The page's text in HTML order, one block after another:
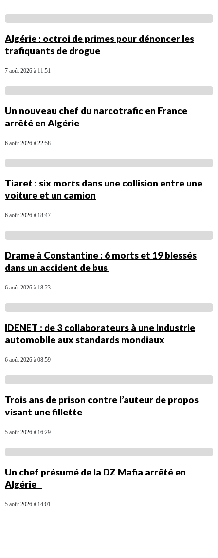
Algérie : octroi de primes pour dénoncer les
trafiquants de drogue
7 août 2026 à 11:51
Un nouveau chef du narcotrafic en France
arrêté en Algérie
6 août 2026 à 22:58
Tiaret : six morts dans une collision entre une
voiture et un camion
6 août 2026 à 18:47
Drame à Constantine : 6 morts et 19 blessés
dans un accident de bus
6 août 2026 à 18:23
IDENET : de 3 collaborateurs à une industrie
automobile aux standards mondiaux
6 août 2026 à 08:59
Trois ans de prison contre l’auteur de propos
visant une fillette
5 août 2026 à 16:29
Un chef présumé de la DZ Mafia arrêté en
Algérie
5 août 2026 à 14:01